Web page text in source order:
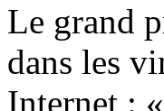
Le grand
dans les
Internet :